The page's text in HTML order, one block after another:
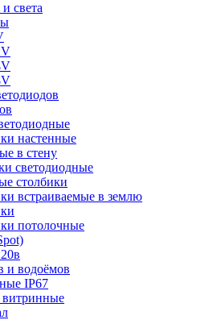
света
настенные
в стену
светодиодные
столбики
встраиваемые в землю
потолочные
и водоёмов
IP67
витринные